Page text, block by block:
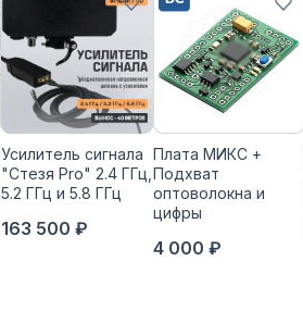
Усилитель сигнала
"Стезя Pro" 2.4 ГГц,
5.2 ГГц и 5.8 ГГц
163 500 ₽
Плата МИКС +
Подхват
оптоволокна и
цифры
4 000 ₽